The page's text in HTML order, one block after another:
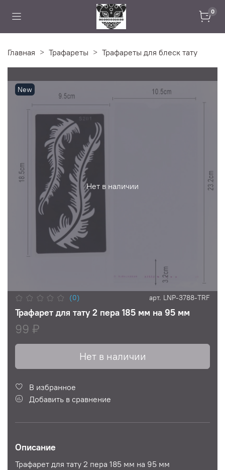
0
Главная Трафареты Трафареты для блеск тату
Нет в наличии
New
(0) арт. LNP-3788-TRF
Трафарет для тату 2 пера 185 мм на 95 мм
99 ₽
Нет в наличии
В избранное
Добавить в сравнение
Описание
Трафарет для тату 2 пера 185 мм на 95 мм